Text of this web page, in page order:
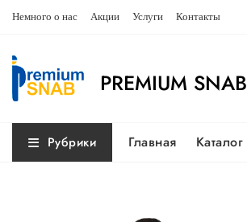
Немного о нас Акции Услуги Контакты
PREMIUM SNAB
Рубрики Главная Каталог